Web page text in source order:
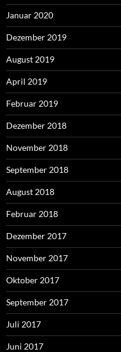
Januar 2020
Dezember 2019
August 2019
April 2019
Februar 2019
Dezember 2018
November 2018
September 2018
August 2018
Februar 2018
Dezember 2017
November 2017
Oktober 2017
September 2017
Juli 2017
Juni 2017